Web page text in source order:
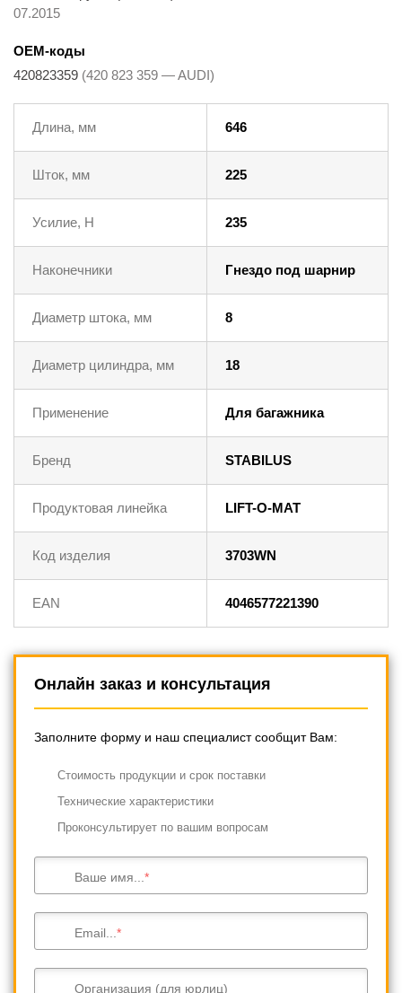
07.2015
OEM-коды
420823359 (420 823 359 — AUDI)
Длина, мм 646
Шток, мм 225
Усилие, Н 235
Наконечники Гнездо под шарнир
Диаметр штока, мм 8
Диаметр цилиндра, мм 18
Применение Для багажника
Бренд STABILUS
Продуктовая линейка LIFT-O-MAT
Код изделия 3703WN
EAN 4046577221390
Онлайн заказ и консультация
Заполните форму и наш специалист сообщит Вам:
Cтоимость продукции и срок поставки
Технические характеристики
Проконсультирует по вашим вопросам
Ваше имя...
Email...
Организация (для юрлиц)